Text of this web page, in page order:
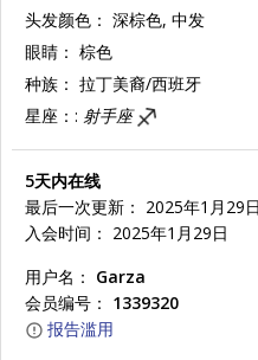
头发颜色： 深棕色, 中发
眼睛： 棕色
种族： 拉丁美裔/西班牙
星座：: 射手座
5天内在线
最后一次更新： 2025年1月29日
入会时间： 2025年1月29日
用户名： Garza
会员编号： 1339320
报告滥用